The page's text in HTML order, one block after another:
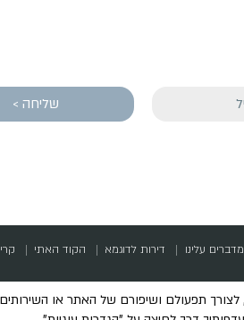
שליחה >
מדברים עלינו דירות לדוגמא הקוד האתי